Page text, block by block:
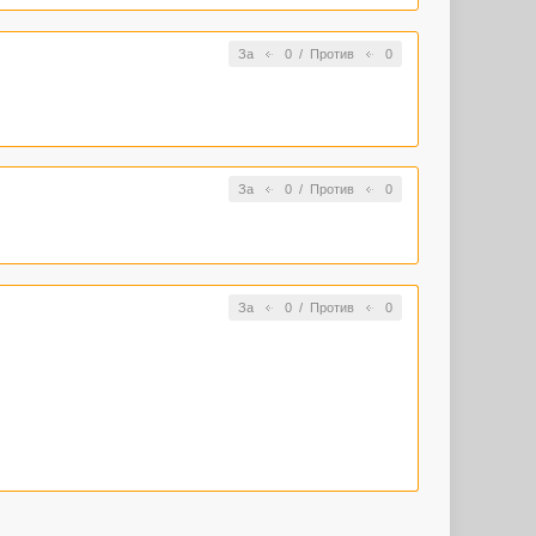
За 0/ Против 0
За 0/ Против 0
За 0/ Против 0
в